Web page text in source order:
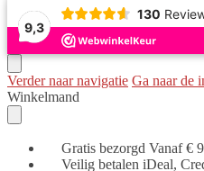
9,3
130
Verder naar navigatie Ga naar de
Winkelmand
Gratis bezorgd Vanaf €
Veilig betalen iDeal,